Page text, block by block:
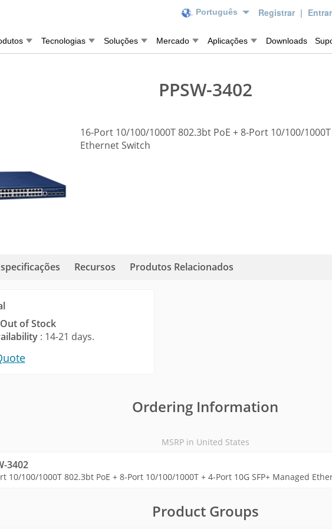
Português Registrar | Entrar
Tecnologias Soluções Mercado Aplicações Downloads
PPSW-3402
16-Port 10/100/1000T 802.3bt PoE + 8-Port 10/100/
Ethernet Switch
Recursos Produtos Relacionados
of Stock
: 14-21 days.
Ordering Information
MSRP in United States
3402
10/100/1000T 802.3bt PoE + 8-Port 10/100/1000T + 4-Port 10G SFP+ Managed
Product Groups